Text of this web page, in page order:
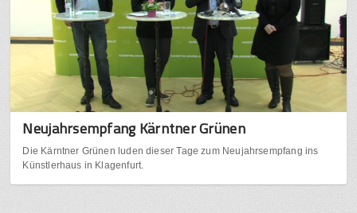
Neujahrsempfang Kärntner Grünen
Die Kärntner Grünen luden dieser Tage zum Neujahrsempfang ins
Künstlerhaus in Klagenfurt.